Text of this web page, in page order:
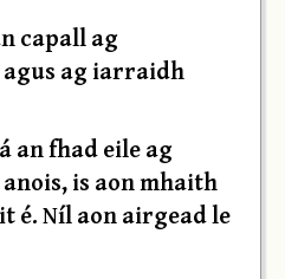
capall ag
ag iarraidh
an fhad eile ag
is aon mhaith
é. Níl aon airgead le